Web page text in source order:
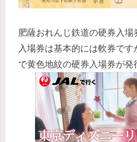
肥薩おれんじ鉄道の硬券入場
入場券は基本的には軟券で
で黄色地紋の硬券入場券が発